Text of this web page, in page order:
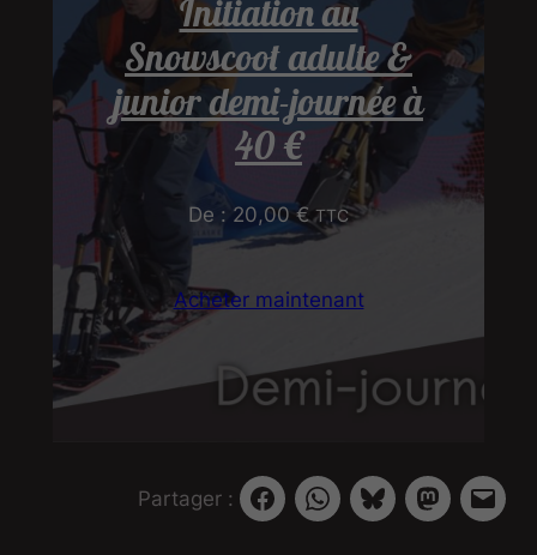
Initiation au
Snowscoot adulte &
junior demi-journée à
40 €
De : 20,00€ TTC
Acheter maintenant
Partager :